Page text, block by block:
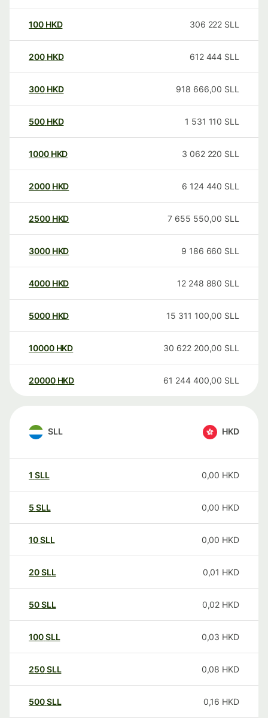
100 HKD 306 222 SLL
200 HKD 612 444 SLL
300 HKD 918 666,00 SLL
500 HKD 1 531 110 SLL
1000 HKD 3 062 220 SLL
2000 HKD 6 124 440 SLL
2500 HKD 7 655 550,00 SLL
3000 HKD 9 186 660 SLL
4000 HKD 12 248 880 SLL
5000 HKD 15 311 100,00 SLL
10000 HKD 30 622 200,00 SLL
20000 HKD 61 244 400,00 SLL
SLL HKD
1 SLL 0,00 HKD
5 SLL 0,00 HKD
10SLL 0,00 HKD
20SLL 0,01 HKD
50SLL 0,02 HKD
100SLL 0,03 HKD
250SLL 0,08 HKD
500SLL 0,16 HKD